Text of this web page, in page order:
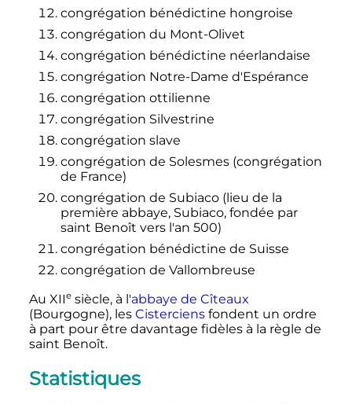
congrégation bénédictine hongroise
congrégation du Mont-Olivet
congrégation bénédictine néerlandaise
congrégation Notre-Dame d'Espérance
congrégation ottilienne
congrégation Silvestrine
congrégation slave
congrégation de Solesmes (congrégation
de France)
congrégation de Subiaco (lieu de la
première abbaye, Subiaco, fondée par
saint Benoît vers l'an 500)
congrégation bénédictine de Suisse
congrégation de Vallombreuse
Au XIIe siècle, à l'abbaye de Cîteaux
(Bourgogne), les Cisterciensfondent un ordre
à part pour être davantage fidèles à la règle de
saint Benoît.
Statistiques